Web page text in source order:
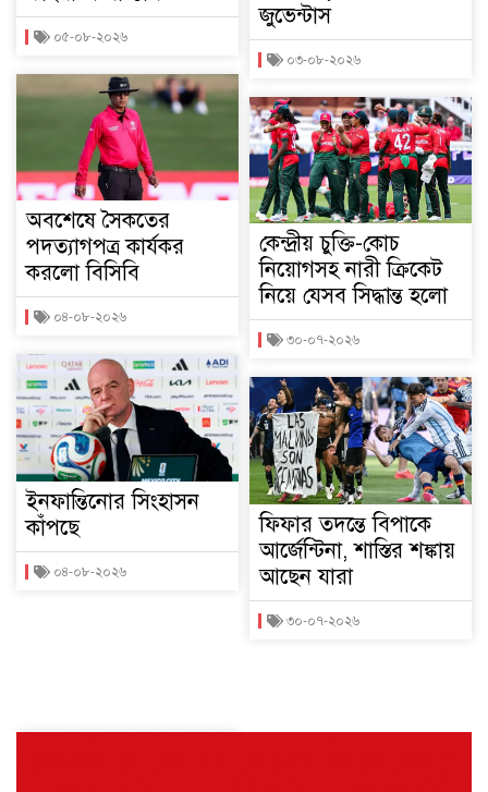
০৫-০৮-২০২৬
অবশেষে সৈকতের
পদত্যাগপত্র কার্যকর
করলো বিসিবি
০৪-০৮-২০২৬
ইনফান্তিনোর সিংহাসন
কাঁপছে
০৪-০৮-২০২৬
জুভেন্টাস
০৩-০৮-২০২৬
কেন্দ্রীয় চুক্তি-কোচ
নিয়োগসহ নারী ক্রিকেট
নিয়ে যেসব সিদ্ধান্ত হলো
৩০-০৭-২০২৬
ফিফার তদন্তে বিপাকে
আর্জেন্টিনা, শাস্তির শঙ্কায়
আছেন যারা
৩০-০৭-২০২৬